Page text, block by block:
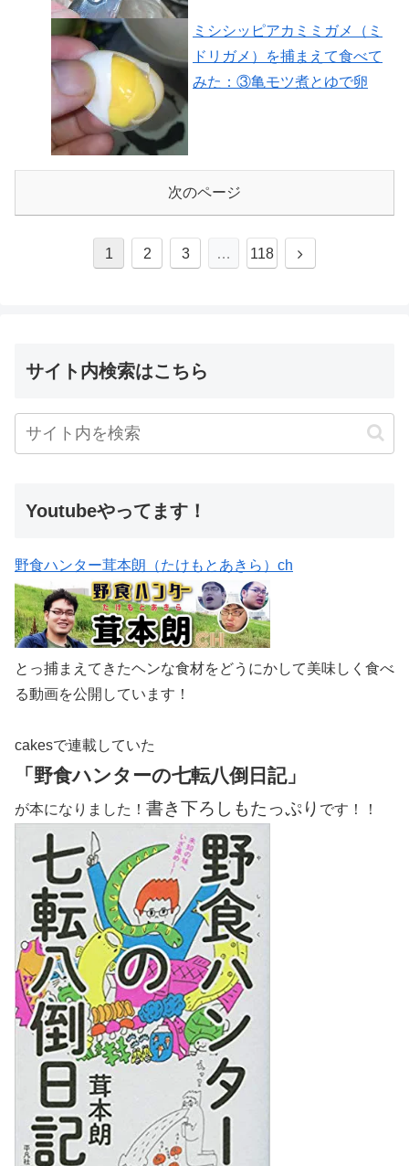
ミシシッピアカミミガメ（ミ
ドリガメ）を捕まえて食べて
みた：③亀モツ煮とゆで卵
次のページ
1 2 3 … 118
サイト内検索はこちら
Youtubeやってます！
野食ハンター茸本朗（たけもとあきら）ch
とっ捕まえてきたヘンな食材をどうにかして美味しく食べ
る動画を公開しています！
cakesで連載していた
「野食ハンターの七転八倒日記」
が本になりました！ 書き下ろしもたっぷり です！！